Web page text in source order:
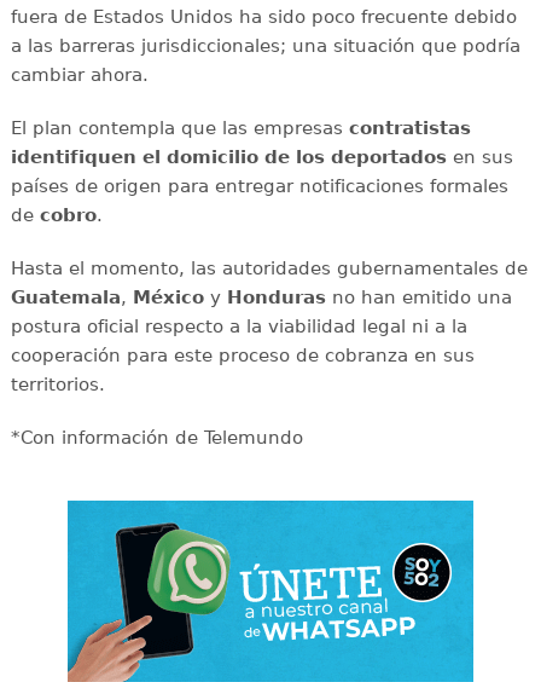
fuera de Estados Unidos ha sido poco frecuente debido
a las barreras jurisdiccionales; una situación que podría
cambiar ahora.
El plan contempla que las empresas contratistas
identifiquen el domicilio de los deportadosen sus
países de origen para entregar notificaciones formales
de cobro.
Hasta el momento, las autoridades gubernamentales de
Guatemala, Méxicoy Hondurasno han emitido una
postura oficial respecto a la viabilidad legal ni a la
cooperación para este proceso de cobranza en sus
territorios.
*Con información de Telemundo